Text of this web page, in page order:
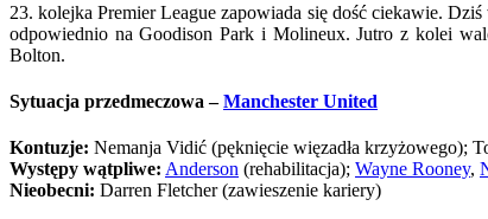
23. kolejka Premier League zapowiada się dość ciekawie.
odpowiednio na Goodison Park i Molineux. Jutro z kolei
Bolton.
Sytuacja przedmeczowa –Manchester United
Kontuzje: Nemanja Vidić (pęknięcie więzadła krzyżowego);
Występy wątpliwe: Anderson (rehabilitacja); Wayne Rooney,
Nieobecni: Darren Fletcher (zawieszenie kariery)